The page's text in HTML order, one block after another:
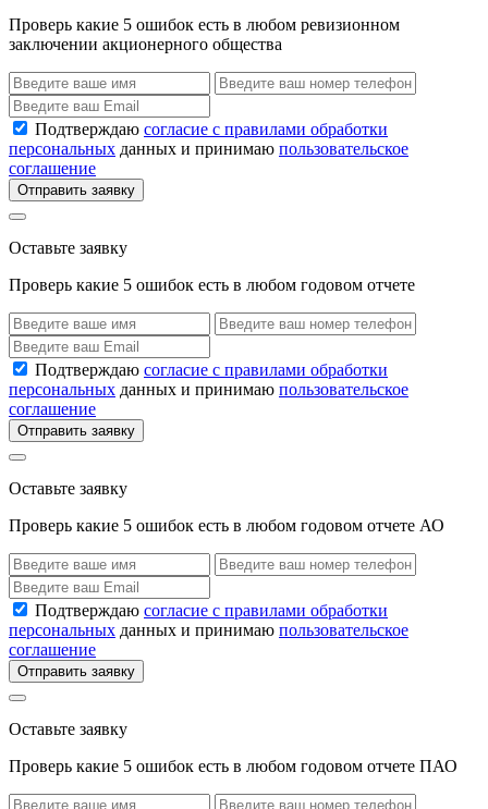
Проверь какие 5 ошибок есть в любом ревизионном
заключении акционерного общества
Подтверждаю согласие с правилами обработки
персональных данных и принимаю пользовательское
соглашение
Отправить заявку
Оставьте заявку
Проверь какие 5 ошибок есть в любом годовом отчете
Подтверждаю согласие с правилами обработки
персональных данных и принимаю пользовательское
соглашение
Отправить заявку
Оставьте заявку
Проверь какие 5 ошибок есть в любом годовом отчете АО
Подтверждаю согласие с правилами обработки
персональных данных и принимаю пользовательское
соглашение
Отправить заявку
Оставьте заявку
Проверь какие 5 ошибок есть в любом годовом отчете ПАО